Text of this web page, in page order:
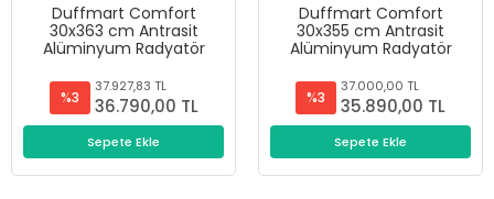
Duffmart Comfort
30x363 cm Antrasit
Alüminyum Radyatör
%3
37.927,83 TL
36.790,00 TL
Sepete Ekle
Duffmart Comfort
30x355 cm Antrasit
Alüminyum Radyatör
%3
37.000,00 TL
35.890,00 TL
Sepete Ekle